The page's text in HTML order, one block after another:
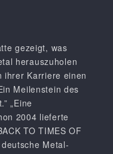
gezeigt, was
herauszuholen
ihrer Karriere einen
Meilenstein des
„Eine
2004 lieferte
TO TIMES OF
Metal-